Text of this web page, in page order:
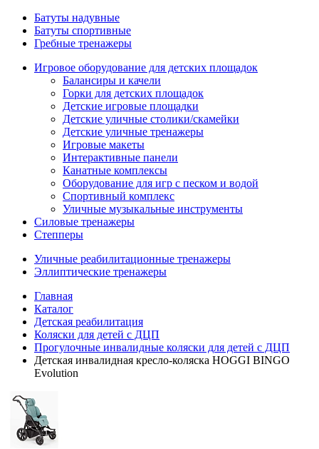
Батуты надувные
Батуты спортивные
Гребные тренажеры
Игровое оборудование для детских площадок
Балансиры и качели
Горки для детских площадок
Детские игровые площадки
Детские уличные столики/скамейки
Детские уличные тренажеры
Игровые макеты
Интерактивные панели
Канатные комплексы
Оборудование для игр с песком и водой
Спортивный комплекс
Уличные музыкальные инструменты
Силовые тренажеры
Степперы
Уличные реабилитационные тренажеры
Эллиптические тренажеры
Главная
Каталог
Детская реабилитация
Коляски для детей с ДЦП
Прогулочные инвалидные коляски для детей с ДЦП
Детская инвалидная кресло-коляска HOGGI BINGO
Evolution